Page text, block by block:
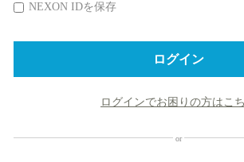
NEXON IDを保存
ログイン
ログインでお困りの方はこ